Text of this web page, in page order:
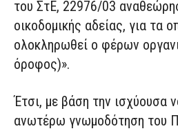
του ΣτΕ, 22976/03
οικοδομικής αδείας, για τα
ολοκληρωθεί ο φέρων
όροφος)».
Έτσι, με βάση την ισχύουσα
ανωτέρω γνωμοδότηση του